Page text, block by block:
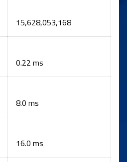
15,628,053,168
0.22 ms
8.0 ms
16.0 ms